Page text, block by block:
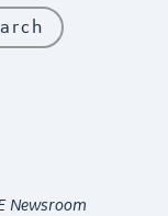
Newsroom